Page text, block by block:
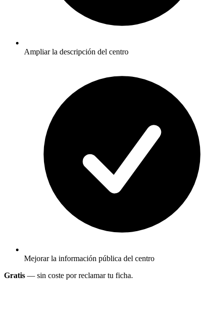
Ampliar la descripción del centro
Mejorar la información pública del centro
Gratis — sin coste por reclamar tu ficha.